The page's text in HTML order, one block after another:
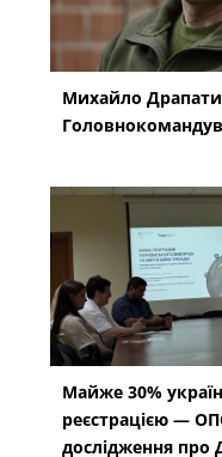
Михайло
Майже 30%
реєстрацією —
дослідження про